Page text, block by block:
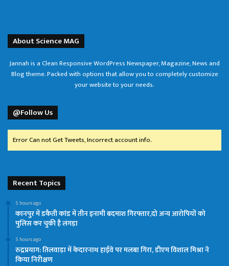
About Science MAG
Jannah is a Clean Responsive WordPress Newspaper, Magazine, News and
Blog theme. Packed with options that allow you to completely customize
your website to your needs.
@Follow Us
Error Can not Get Tweets, Incorrect account info.
Recent Topics
5 hours ago
कानपुर में डकैती कांड में तीन इनामी बदमाश गिरफ्तार,दो अन्य आरोपियों को
पुलिस कर चुकी है लंगड़ा
5 hours ago
रुद्रप्रयाग: तिलवाड़ा में केदारनाथ हाईवे पर मलबा गिरा, डीएम विशाल मिश्रा ने
किया निरीक्षण